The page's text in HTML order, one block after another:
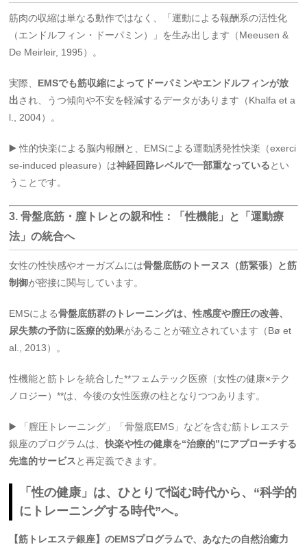
筋肉の収縮は単なる動作ではなく、「運動による報酬系の活性化
（エンドルフィン・ドーパミン）」を生み出します（Meeusen &
De Meirleir, 1995）。
実際、 EMSでも筋収縮によってドーパミンやエンドルフィンが放
出され、うつ傾向や不安を軽減するデータがあります（Khalfa et a
l., 2004）。
▶️ 性的快楽による脳内報酬と、EMSによる運動誘発性快楽（exerci
se-induced pleasure）は神経回路レベルで一部重なっているとい
うことです。
3.骨盤底筋・膣トレとの親和性：「性機能」と「運動療
法」の統合へ
女性の性快感やオーガズムには骨盤底筋のトーヌス（筋緊張）と筋
制御が密接に関与しています。
EMSによる骨盤底筋群のトレーニングは、性感度や膣圧の改善、
尿失禁の予防に医療的効果があることが確立されています（Bø et
al., 2013）。
性機能と筋トレを統合した**フェムテック医療（女性の健康×テク
ノロジー）**は、今後の女性医療の柱となりつつあります。
▶️ 「膣圧トレーニング」「骨盤底EMS」などを含む筋トレエステ
銀座のプログラムは、快楽や性の健康を“治療的”にアプローチする
先進的サービスと再定義できます。
「性の健康」は、ひとりで悩む時代から、“科学的
にトレーニングする時代”へ。
【筋トレエステ銀座】のEMSプログラムで、あなたの自然治癒力